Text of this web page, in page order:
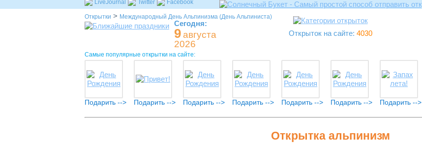
LiveJournal Twitter Facebook
Открытки > Международный День Альпинизма (День Альпиниста)
Сегодня:
9августа
2026
Открыток на сайте: 4030
Самые популярные открытки на сайте:
Подарить --> Подарить --> Подарить --> Подарить --> Подарить --> Подарить --> Подарить -->
Открытка альпинизм